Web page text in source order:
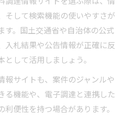
そして検索機能の使いやすさが
す。国土交通省や自治体の公式
入札結果や公告情報が正確に反
して活用しましょう。
報サイトも、案件のジャンルや
る機能や、電子調達と連携した
便性を持つ場合があります。